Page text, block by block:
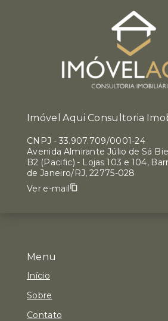
Menu
Início
Sobre
Contato
Imóvel Aqui Consultoria
CNPJ - 33.907.709/0001-24
Avenida Almirante Júlio de Sá
B2 (Pacific) - Lojas 103 e 104,
de Janeiro/RJ, 22775-028
Ver e-mail